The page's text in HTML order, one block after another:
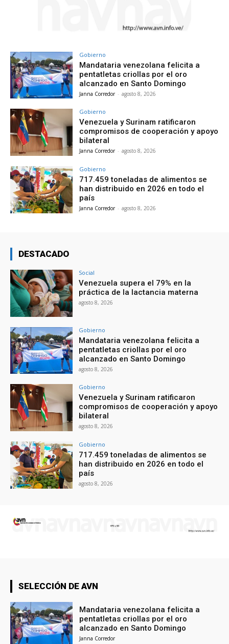
Gobierno
Mandataria venezolana felicita a
pentatletas criollas por el oro
alcanzado en Santo Domingo
Janna Corredor - agosto 8, 2026
Gobierno
Venezuela y Surinam ratificaron
compromisos de cooperación y apoyo
bilateral
Janna Corredor - agosto 8, 2026
Gobierno
717.459 toneladas de alimentos se
han distribuido en 2026 en todo el
país
Janna Corredor - agosto 8, 2026
DESTACADO
Social
Venezuela supera el 79% en la
práctica de la lactancia materna
agosto 8, 2026
Gobierno
Mandataria venezolana felicita a
pentatletas criollas por el oro
alcanzado en Santo Domingo
agosto 8, 2026
Gobierno
Venezuela y Surinam ratificaron
compromisos de cooperación y apoyo
bilateral
agosto 8, 2026
Gobierno
717.459 toneladas de alimentos se
han distribuido en 2026 en todo el
país
agosto 8, 2026
SELECCIÓN DE AVN
Mandataria venezolana felicita a
pentatletas criollas por el oro
alcanzado en Santo Domingo
Janna Corredor